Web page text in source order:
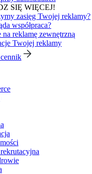
SIĘ WIĘCEJ!
zasięg Twojej reklamy?
współpraca?
na reklamę zewnętrzną
Twojej reklamy